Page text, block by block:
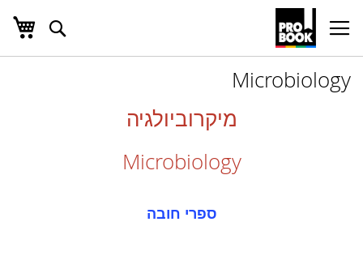
Skip
חפש
Microbiology
מיקרוביולגיה
Microbiology
ספרי חובה